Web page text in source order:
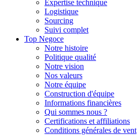
Expertise technique
Logistique
Sourcing
Suivi complet
Top Negoce
Notre histoire
Politique qualité
Notre vision
Nos valeurs
Notre équipe
Construction d'équipe
Informations financières
Qui sommes nous ?
Certifications et affiliations
Conditions générales de vent